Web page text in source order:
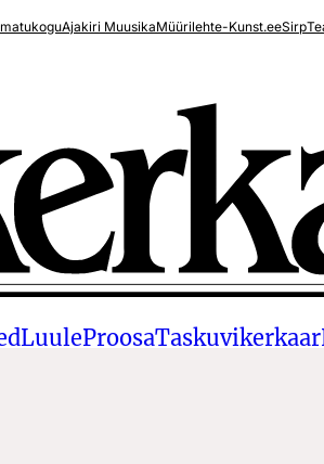
Ajakiri MuusikaMüürilehte-Kunst.eeSirp
LuuleProosaTaskuvikerkaar